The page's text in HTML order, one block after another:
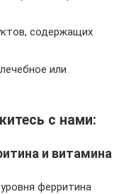
содержащих
или
с нами:
и витамина
ферритина